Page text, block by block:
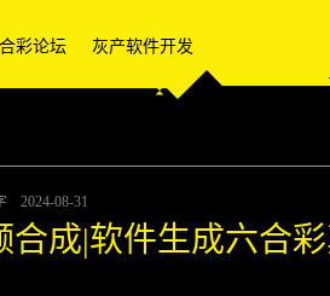
彩论坛 灰产软件开发
2024-08-31
成|软件生成六合